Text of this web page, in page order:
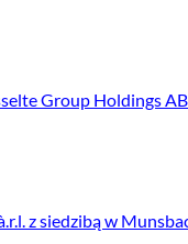
Group Holdings
z siedzibą w